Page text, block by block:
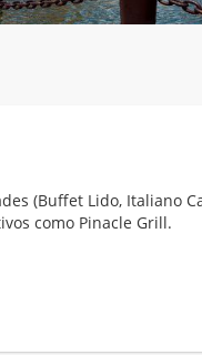
(Buffet Lido, Italiano
como Pinacle Grill.